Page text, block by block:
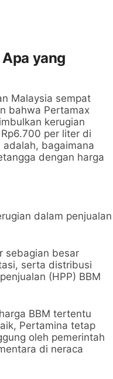
yang
Malaysia sempat
bahwa Pertamax
kerugian
per liter di
bagaimana
dengan harga
dalam penjualan
sebagian besar
serta distribusi
(HPP) BBM
BBM tertentu
Pertamina tetap
oleh pemerintah
di neraca